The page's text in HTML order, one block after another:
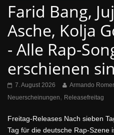
Farid Bang,
Asche, Kolja
- Alle Rap-
erschienen
7. August 2026 Armando
Neuerscheinungen, Releasefreitag
Freitag-Releases Nach sieben
Tag für die deutsche Rap-Szene